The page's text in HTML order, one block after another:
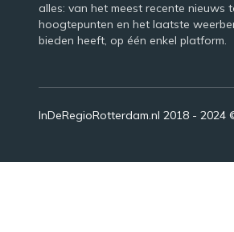
alles: van het meest recente
hoogtepunten en het laatste
bieden heeft, op één enkel platform.
InDeRegioRotterdam.nl 2018 -